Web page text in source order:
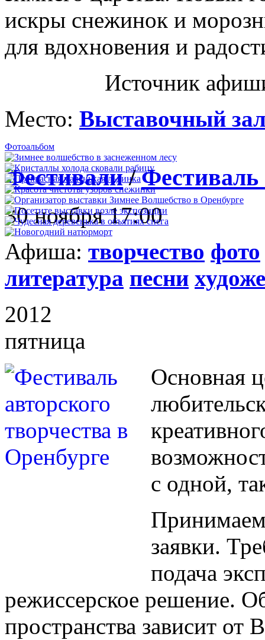
искры снежинок и
для вдохновения и
Источник
Место: Выставочный
Фотоальбом
Фестивали/Фестиваль
30 ноября 17:00
Афиша: творчество фото
литература песни
2012
пятница
Основная
с одной,
заявки.
подача
режиссерское решение.
пространства зависит от